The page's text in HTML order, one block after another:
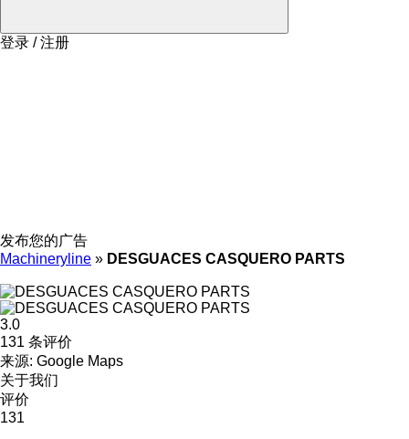
登录 / 注册
发布您的广告
Machineryline » DESGUACES CASQUERO PARTS
3.0
131 条评价
来源: Google Maps
关于我们
评价
131